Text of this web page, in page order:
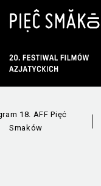
18. AFF Pięć
Smaków